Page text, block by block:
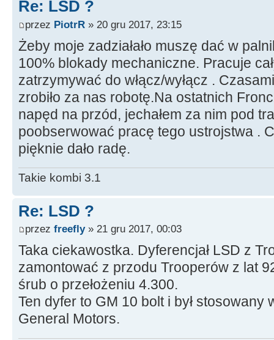
Re: LSD ?
przez PiotrR » 20 gru 2017, 23:15
Żeby moje zadziałało muszę dać w
100% blokady mechaniczne. Pracuje
zatrzymywać do włącz/wyłącz .
zrobiło za nas robotę.Na ostatnich
napęd na przód, jechałem za nim pod
poobserwować pracę tego ustrojstwa .
pięknie dało radę.
Takie kombi 3.1
Re: LSD ?
przez freefly» 21 gru 2017, 00:03
Taka ciekawostka. Dyferencjał LSD z
zamontować z przodu Trooperów z lat
śrub o przełożeniu 4.300.
Ten dyfer to GM 10 bolt i był
General Motors.